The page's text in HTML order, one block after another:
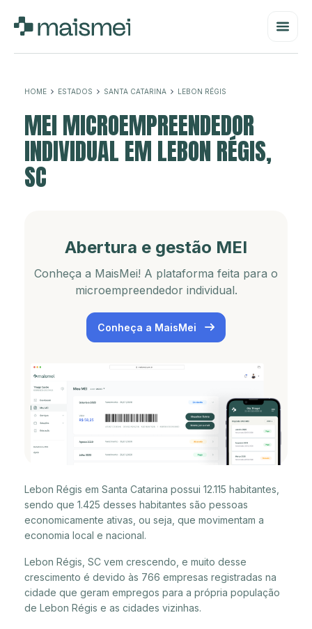
HOME ESTADOS SANTA CATARINA LEBON RÉGIS
MEI MICROEMPREENDEDOR
INDIVIDUAL EM LEBON RÉGIS,
SC
Abertura e gestão MEI
Conheça a MaisMei! A plataforma feita para o
microempreendedor individual.
Conheça a MaisMei
Lebon Régis em Santa Catarina possui 12.115 habitantes,
sendo que 1.425 desses habitantes são pessoas
economicamente ativas, ou seja, que movimentam a
economia local e nacional.
Lebon Régis, SC vem crescendo, e muito desse
crescimento é devido às 766 empresas registradas na
cidade que geram empregos para a própria população
de Lebon Régis e as cidades vizinhas.